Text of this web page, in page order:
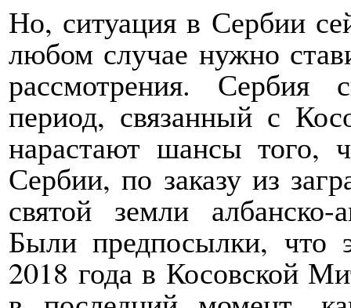
Но, ситуация в Сербии
любом случае нужно
рассмотрения. Сербия
период, связанный с
нарастают шансы того,
Сербии, по заказу из
святой земли албанско-
Были предпосылки, что
2018 года в Косовской